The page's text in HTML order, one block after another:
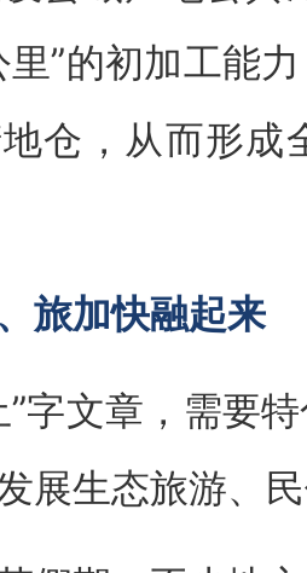
里”的初加工能
仓，从而形成
旅加快融起来
文章，需要特
展生态旅游、